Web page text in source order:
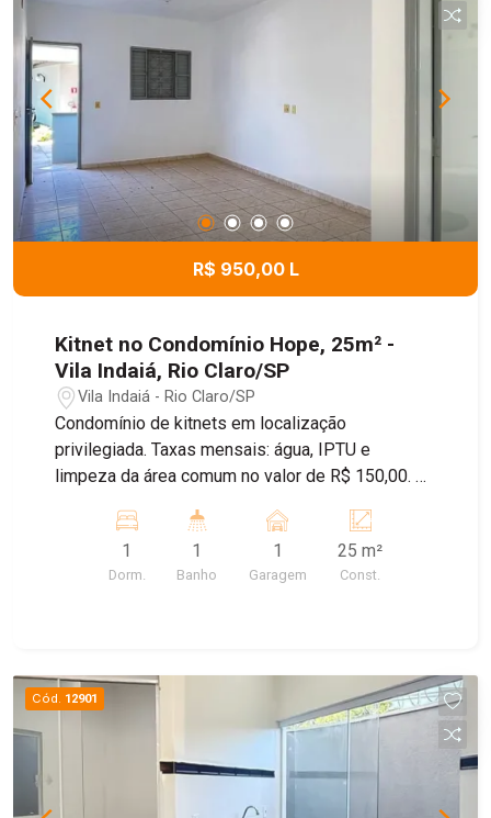
R$ 950,00 L
Kitnet no Condomínio Hope, 25m² -
Vila Indaiá, Rio Claro/SP
Vila Indaiá - Rio Claro/SP
Condomínio de kitnets em localização
privilegiada. Taxas mensais: água, IPTU e
limpeza da área comum no valor de R$ 150,00. O
equipada com duas máquinas de lavar roupas.
Agende sua visita!
1
Dorm.
1
Banho
1
Garagem
25 m²
Const.
Cód. 12901